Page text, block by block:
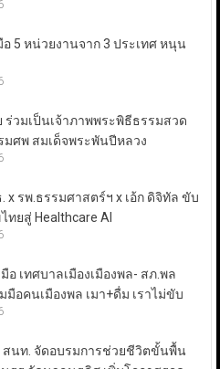
5 หน่วยงานจาก 3 ประเทศ หนุน
ร่วมเป็นเจ้าภาพพระพิธีธรรมสวด
ศพ สมเด็จพระพันปีหลวง
x รพ.ธรรมศาสตร์ฯ x เอ้ก ดิจิทัล ขับ
ยสู่ Healthcare AI
อ เทศบาลเมืองเมืองพล- สภ.พล
อคนเมืองพล เมา+ดื่ม เราไม่ขับ
สนท. จัดอบรมการช่วยชีวิตขั้นพื้น